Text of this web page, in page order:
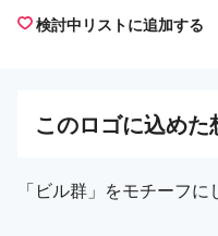
検討中リストに追加する
このロゴに込めた
「ビル群」をモチーフに